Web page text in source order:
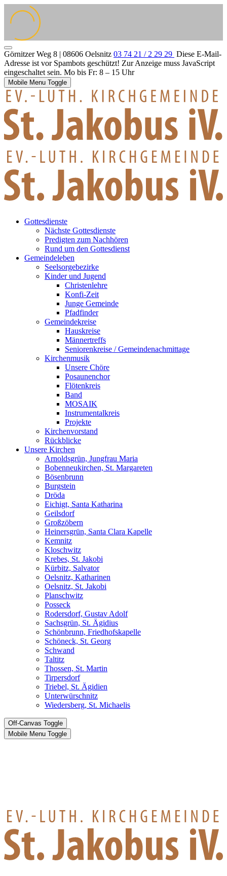
Görnitzer Weg 8 | 08606 Oelsnitz 03 74 21 / 2 29 29 Diese E-Mail-
Adresse ist vor Spambots geschützt! Zur Anzeige muss JavaScript
eingeschaltet sein. Mo bis Fr: 8 – 15 Uhr
Mobile Menu Toggle
Gottesdienste
Nächste Gottesdienste
Predigten zum Nachhören
Rund um den Gottesdienst
Gemeindeleben
Seelsorgebezirke
Kinder und Jugend
Christenlehre
Konfi-Zeit
Junge Gemeinde
Pfadfinder
Gemeindekreise
Hauskreise
Männertreffs
Seniorenkreise / Gemeindenachmittage
Kirchenmusik
Unsere Chöre
Posaunenchor
Flötenkreis
Band
MOSAIK
Instrumentalkreis
Projekte
Kirchenvorstand
Rückblicke
Unsere Kirchen
Arnoldsgrün, Jungfrau Maria
Bobenneukirchen, St. Margareten
Bösenbrunn
Burgstein
Dröda
Eichigt, Santa Katharina
Geilsdorf
Großzöbern
Heinersgrün, Santa Clara Kapelle
Kemnitz
Kloschwitz
Krebes, St. Jakobi
Kürbitz, Salvator
Oelsnitz, Katharinen
Oelsnitz, St. Jakobi
Planschwitz
Posseck
Rodersdorf, Gustav Adolf
Sachsgrün, St. Ägidius
Schönbrunn, Friedhofskapelle
Schöneck, St. Georg
Schwand
Taltitz
Thossen, St. Martin
Tirpersdorf
Triebel, St. Ägidien
Unterwürschnitz
Wiedersberg, St. Michaelis
Off-Canvas Toggle
Mobile Menu Toggle